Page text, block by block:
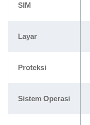
SIM
Layar
Proteksi
Sistem Operasi